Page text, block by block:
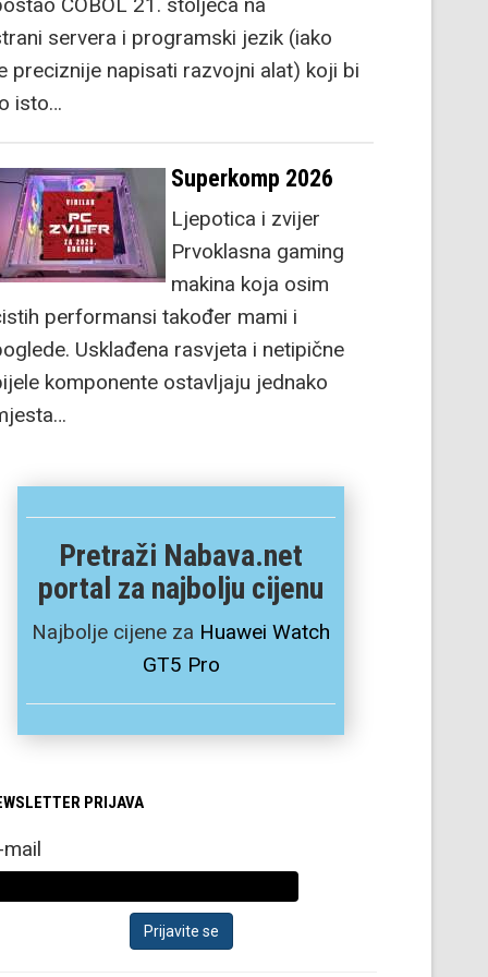
servera i programski jezik (iako
preciznije napisati razvojni alat) koji bi
isto…
Superkomp 2026
Ljepotica i zvijer
Prvoklasna gaming
makina koja osim
performansi također mami i
Usklađena rasvjeta i netipične
komponente ostavljaju jednako
Pretraži Nabava.net
portal za najbolju cijenu
Najbolje cijene za Huawei Watch
GT5 Pro
PRIJAVA